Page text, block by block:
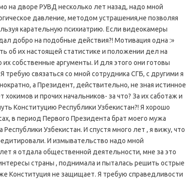
на дворе РУВД несколько лет назад, надо мной
давление, методом устрашения,не позволяя
карательную психиатрию. Если видеокамеры
добро на подобные действия?! Мотивация одна :»
об их настоящей статистике и положении дел на
собственные аргументы. И для этого они готовы
связаться со мной сотрудника СГБ, с другими я
а Президент, действительно, не зная истинное
и прочих начальников- за что? За их саботаж и
Конституцию Республики Узбекистан?! Я хорошо
в период Первого Президента брат моего мужа
Узбекистан. И спустя много лет , я вижу, что
И измывательство надо мной
я отдала общественной деятельности, мне за это
страны , поднимала и пыталась решить острые
Конституция не защищает. Я требую справедливости